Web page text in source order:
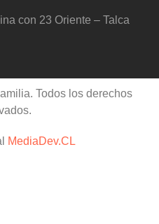
con 23 Oriente – Talca
Todos los derechos
MediaDev.CL